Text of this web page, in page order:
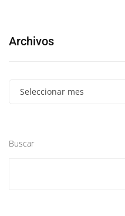
Archivos
Seleccionar mes
Buscar